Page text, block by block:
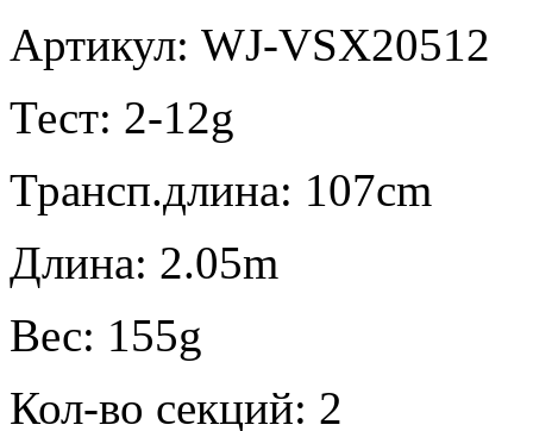
Артикул: WJ-VSX20512
Тест: 2-12g
Трансп.длина: 107cm
Длина: 2.05m
Вес: 155g
Кол-во секций: 2